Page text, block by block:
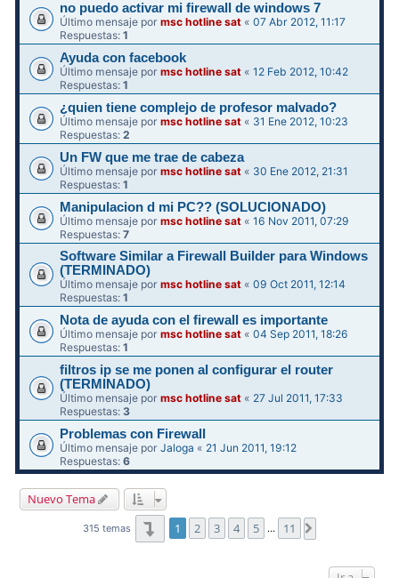
no puedo activar mi firewall de windows 7
Último mensaje pormsc hotline sat «07 Abr 2012, 11:17
Respuestas:1
Ayuda con facebook
Último mensaje pormsc hotline sat «12 Feb 2012, 10:42
Respuestas:1
¿quien tiene complejo de profesor malvado?
Último mensaje pormsc hotline sat « 31 Ene 2012, 10:23
Respuestas:2
Un FW que me trae de cabeza
Último mensaje pormsc hotline sat « 30 Ene 2012, 21:31
Respuestas:1
Manipulacion d mi PC?? (SOLUCIONADO)
Último mensaje pormsc hotline sat «16 Nov 2011, 07:29
Respuestas:7
Software Similar a Firewall Builder para Windows
(TERMINADO)
Último mensaje pormsc hotline sat «09 Oct 2011, 12:14
Respuestas:1
Nota de ayuda con el firewall es importante
Último mensaje pormsc hotline sat «04 Sep 2011, 18:26
Respuestas:1
filtros ip se me ponen al configurar el router
(TERMINADO)
Último mensaje pormsc hotline sat « 27 Jul 2011, 17:33
Respuestas: 3
Problemas con Firewall
Último mensaje porJaloga « 21 Jun 2011, 19:12
Respuestas:6
Nuevo Tema
315 temas Página1 de 11
1 2 3 4 5 … 11